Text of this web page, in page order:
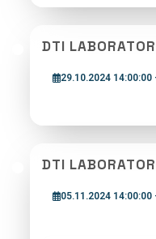
DTI
29.10.2024
DTI
05.11.2024